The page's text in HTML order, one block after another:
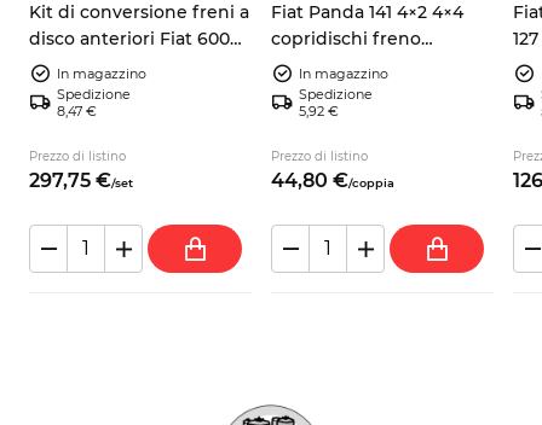
Kit di conversione freni a
disco anteriori Fiat 600
Zastava 750
In magazzino
Spedizione
8,47 €
Prezzo di listino
297,75 €/set
Fiat Panda 141 4×2 4×4
copridischi freno
anteriore sinistro destro
7602956
In magazzino
Spedizione
5,92 €
Prezzo di listino
44,80 €/coppia